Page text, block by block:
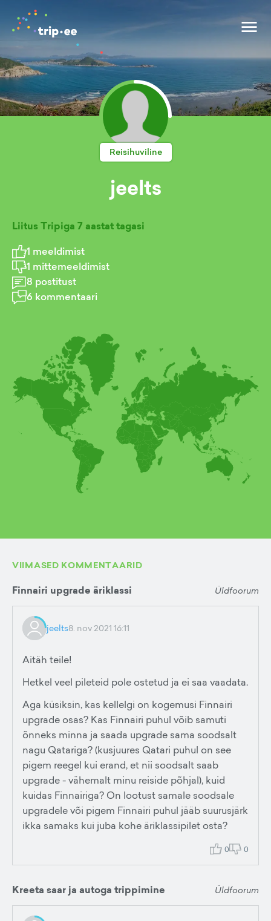
Reisihuviline
jeelts
Liitus Tripiga 7 aastat tagasi
1 meeldimist
1 mittemeeldimist
8 postitust
6 kommentaari
VIIMASED KOMMENTAARID
Finnairi upgrade äriklassi Üldfoorum
jeelts8. nov 2021 16:11
Aitäh teile!
Hetkel veel pileteid pole ostetud ja ei saa vaadata.
Aga küsiksin, kas kellelgi on kogemusi Finnairi
upgrade osas? Kas Finnairi puhul võib samuti
õnneks minna ja saada upgrade sama soodsalt
nagu Qatariga? (kusjuures Qatari puhul on see
pigem reegel kui erand, et nii soodsalt saab
upgrade - vähemalt minu reiside põhjal), kuid
kuidas Finnairiga? On lootust samale soodsale
upgradele või pigem Finnairi puhul jääb suurusjärk
ikka samaks kui juba kohe äriklassipilet osta?
0 0
Kreeta saar ja autoga trippimine Üldfoorum